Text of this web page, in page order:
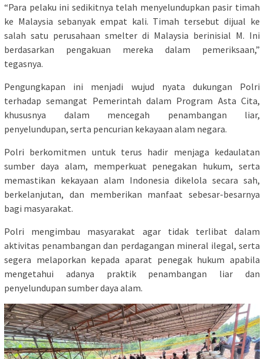
“Para pelaku ini sedikitnya telah menyelundupkan pasir timah
ke Malaysia sebanyak empat kali. Timah tersebut dijual ke
salah satu perusahaan smelter di Malaysia berinisial M. Ini
berdasarkan pengakuan mereka dalam pemeriksaan,”
tegasnya.
Pengungkapan ini menjadi wujud nyata dukungan Polri
terhadap semangat Pemerintah dalam Program Asta Cita,
khususnya dalam mencegah penambangan liar,
penyelundupan, serta pencurian kekayaan alam negara.
Polri berkomitmen untuk terus hadir menjaga kedaulatan
sumber daya alam, memperkuat penegakan hukum, serta
memastikan kekayaan alam Indonesia dikelola secara sah,
berkelanjutan, dan memberikan manfaat sebesar-besarnya
bagi masyarakat.
Polri mengimbau masyarakat agar tidak terlibat dalam
aktivitas penambangan dan perdagangan mineral ilegal, serta
segera melaporkan kepada aparat penegak hukum apabila
mengetahui adanya praktik penambangan liar dan
penyelundupan sumber daya alam.